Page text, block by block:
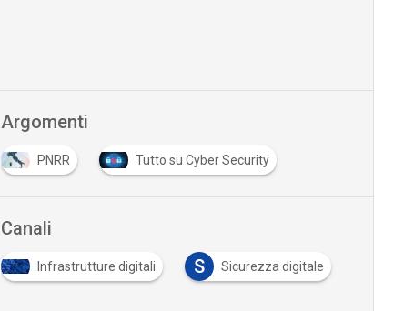
Argomenti
PNRR Tutto su Cyber Security
Canali
Infrastrutture digitali S Sicurezza digitale